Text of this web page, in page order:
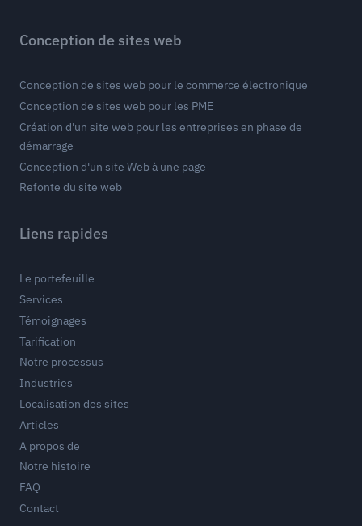
Conception de sites web
Conception de sites web pour le commerce électronique
Conception de sites web pour les PME
Création d'un site web pour les entreprises en phase de
démarrage
Conception d'un site Web à une page
Refonte du site web
Liens rapides
Le portefeuille
Services
Témoignages
Tarification
Notre processus
Industries
Localisation des sites
Articles
A propos de
Notre histoire
FAQ
Contact